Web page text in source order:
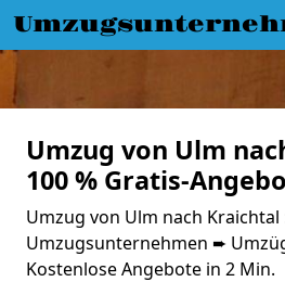
Umzug von Ulm
100 % Gratis-
Umzug von Ulm nach Kraichtal
Umzugsunternehmen ➨
Kostenlose Angebote in 2 Min.